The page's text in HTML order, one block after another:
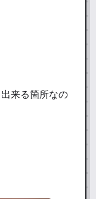
来る箇所なの